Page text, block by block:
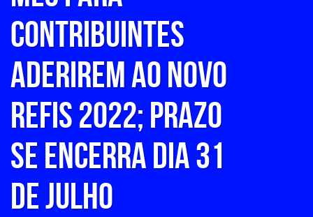
contribuintes
aderirem ao Novo
REFIS 2022; prazo
se encerra dia 31
de julho